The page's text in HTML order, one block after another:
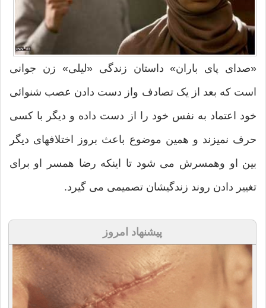
«صدای پای باران» داستان زندگی «لیلی» زن جوانی
است که بعد از یک تصادف واز دست دادن عصب شنوائی
خود اعتماد به نفس خود را از دست داده و دیگر با کسی
حرف نمیزند و همین موضوع باعث بروز اختلافهای دیگر
بین او وهمسرش می شود تا اینکه رضا همسر او برای
تغییر دادن روند زندگیشان تصمیمی می گیرد.
پیشنهاد امروز